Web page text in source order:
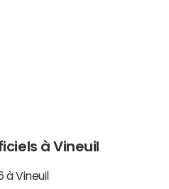
à Vineuil
à Vineuil